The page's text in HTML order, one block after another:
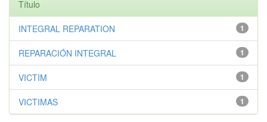
Título
1
INTEGRAL REPARATION
1
REPARACIÓN INTEGRAL
1
VICTIM
1
VICTIMAS